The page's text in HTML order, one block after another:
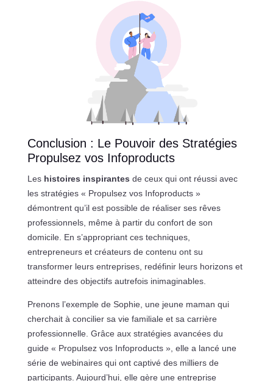
Conclusion : Le Pouvoir des Stratégies
Propulsez vos Infoproducts
Les histoires inspirantes de ceux qui ont réussi avec
les stratégies « Propulsez vos Infoproducts »
démontrent qu’il est possible de réaliser ses rêves
professionnels, même à partir du confort de son
domicile. En s’appropriant ces techniques,
entrepreneurs et créateurs de contenu ont su
transformer leurs entreprises, redéfinir leurs horizons et
atteindre des objectifs autrefois inimaginables.
Prenons l’exemple de Sophie, une jeune maman qui
cherchait à concilier sa vie familiale et sa carrière
professionnelle. Grâce aux stratégies avancées du
guide « Propulsez vos Infoproducts », elle a lancé une
série de webinaires qui ont captivé des milliers de
participants. Aujourd’hui, elle gère une entreprise